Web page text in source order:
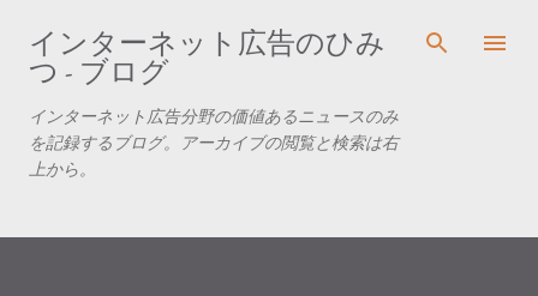
スキップしてメイン コンテンツに移動
インターネット広告のひみ
つ - ブログ
インターネット広告分野の価値あるニュースのみ
を記録するブログ。アーカイブの閲覧と検索は右
上から。